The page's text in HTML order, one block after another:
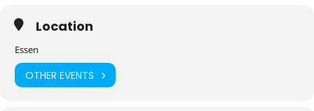
Location
Essen
OTHER EVENTS